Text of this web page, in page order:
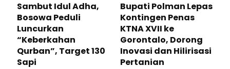
Sambut Idul Adha,
Bosowa Peduli
Luncurkan
“Keberkahan
Qurban”, Target 130
Sapi
Bupati Polman Lepas
Kontingen Penas
KTNA XVII ke
Gorontalo, Dorong
Inovasi dan Hilirisasi
Pertanian